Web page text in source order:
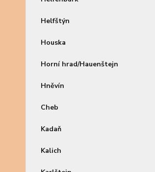
Helfštýn
Houska
Horní hrad/Hauenštejn
Hněvín
Cheb
Kadaň
Kalich